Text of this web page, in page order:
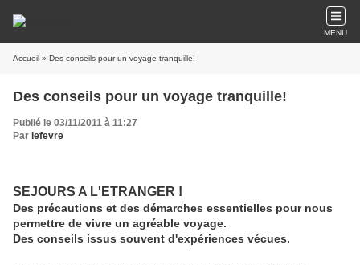
MENU
Accueil » Des conseils pour un voyage tranquille!
Des conseils pour un voyage tranquille!
Publié le 03/11/2011 à 11:27
Par lefevre
SEJOURS A L'ETRANGER !
Des précautions et des démarches essentielles pour nous
permettre de vivre un agréable voyage.
Des conseils issus souvent d'expériences vécues.